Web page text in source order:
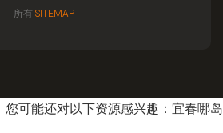
所有 SITEMAP
可能还对以下资源感兴趣：宜春哪岛